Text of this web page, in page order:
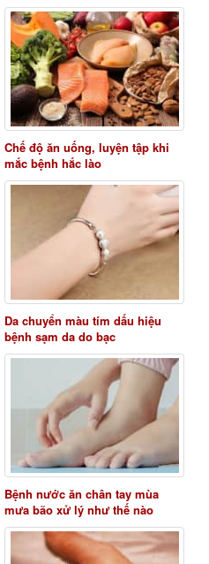
Chế độ ăn uống, luyện tập khi
mắc bệnh hắc lào
Da chuyển màu tím dấu hiệu
bệnh sạm da do bạc
Bệnh nước ăn chân tay mùa
mưa bão xử lý như thế nào